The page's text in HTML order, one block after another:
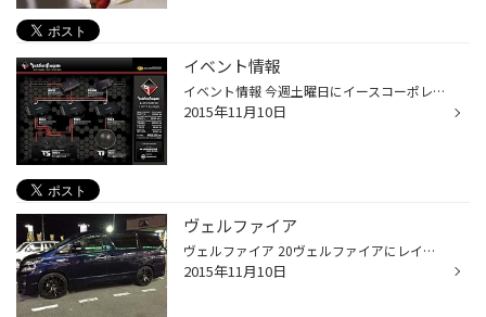
イベント情報
イベント情報 今週土曜日にイースコーポレーション様とビーパックスつくば様によりオーディオ相談会、カーコーティング、カーフィルム、セキリュティなどの相談会、試聴会を行います。 イースコーポレーション様にはデモカーのスバル・レボーグを展示して頂きます！ 実際にお車に乗って頂いて試聴も...
2015年11月10日
ヴェルファイア
ヴェルファイア 20ヴェルファイアにレイズ WALTZ FORGED S7を取付させて頂きました！ さすがレイズ製の鍛造ホイールですので軽量です！ 軽量であれば燃費性能も悪くならないですし、走り出しも スムーズにいくことが出来ます！ デザインも車格に負けないぐらいの存在感があってとても 車に似合って...
2015年11月10日